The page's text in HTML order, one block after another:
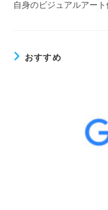
自身のビジュアルアー
おすすめ